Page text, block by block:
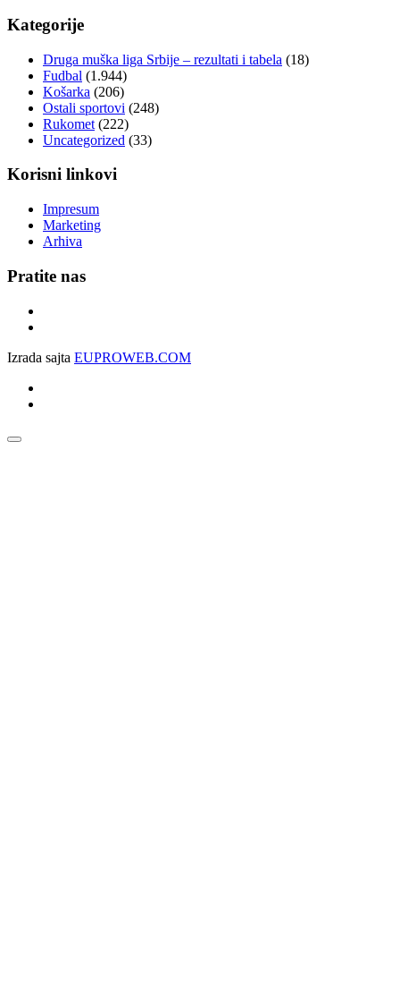
Kategorije
Druga muška liga Srbije – rezultati i tabela (18)
Fudbal (1.944)
Košarka (206)
Ostali sportovi (248)
Rukomet (222)
Uncategorized (33)
Korisni linkovi
Impresum
Marketing
Arhiva
Pratite nas
Izrada sajta EUPROWEB.COM